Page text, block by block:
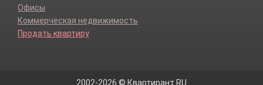
Офисы
Коммерческая недвижимость
Продать квартиру
2002-2026 © Квартирант.RU